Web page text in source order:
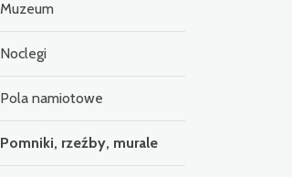
Muzeum
Noclegi
Pola namiotowe
Pomniki, rzeźby, murale